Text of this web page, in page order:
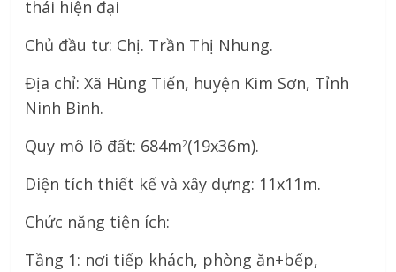
thái hiện đại
Chủ đầu tư: Chị. Trần Thị Nhung.
Địa chỉ: Xã Hùng Tiến, huyện Kim Sơn, Tỉnh
Ninh Bình.
Quy mô lô đất: 684m2(19x36m).
Diện tích thiết kế và xây dựng: 11x11m.
Chức năng tiện ích:
Tầng 1: nơi tiếp khách, phòng ăn+bếp,